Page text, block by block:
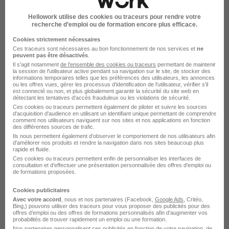
Alternance Montreuil Responsable administratif
administratif
Alternance par métiers similaires
Alternance Coordinateur administratif
Alternance Responsable administratif et
financier
Alternance Responsable des services généraux
Alternance Cadre administratif et financier
Alternance Secrétaire général
Alternance Coordinateur financier
Hellowork utilise des cookies ou traceurs pour rendre votre
recherche d’emploi ou de formation encore plus efficace.
Cookies strictement nécessaires
Ces traceurs sont nécessaires au bon fonctionnement de nos services et ne
peuvent pas être désactivés
Il s'agit notamment de l'ensemble des cookies ou traceurs permettant de maintenir
la session de l'utilisateur active pendant sa navigation sur le site, de stocker des
informations temporaires telles que les préférences des utilisateurs, les annonces
ou les offres vues, gérer les processus d'identification de l'utilisateur, vérifier s'il
est connecté ou non, et plus globalement garantir la sécurité du site web en
détectant les tentatives d'accès frauduleux ou les violations de sécurité.
Ces cookies ou traceurs permettent également de piloter et suivre les sources
d'acquisition d'audience en utilisant un identifiant unique permettant de comprendre
comment nos utilisateurs naviguent sur nos sites et nos applications en fonction
des différentes sources de trafic.
Ils nous permettent également d’observer le comportement de nos utilisateurs afin
d'améliorer nos produits et rendre la navigation dans nos sites beaucoup plus
rapide et fluide.
Ces cookies ou traceurs permettent enfin de personnaliser les interfaces de
consultation et d'effectuer une présentation personnalisée des offres d'emploi ou
de formations proposées.
Cookies publicitaires
Avec votre accord , nous et nos partenaires (Facebook, Google Ads , Critéo,
Bing,) pouvons utiliser des traceurs pour vous proposer des publicités pour des
offres d’emploi ou des offres de formations personnalisés afin d’augmenter vos
probabilités de trouver rapidement un emploi ou une formation.